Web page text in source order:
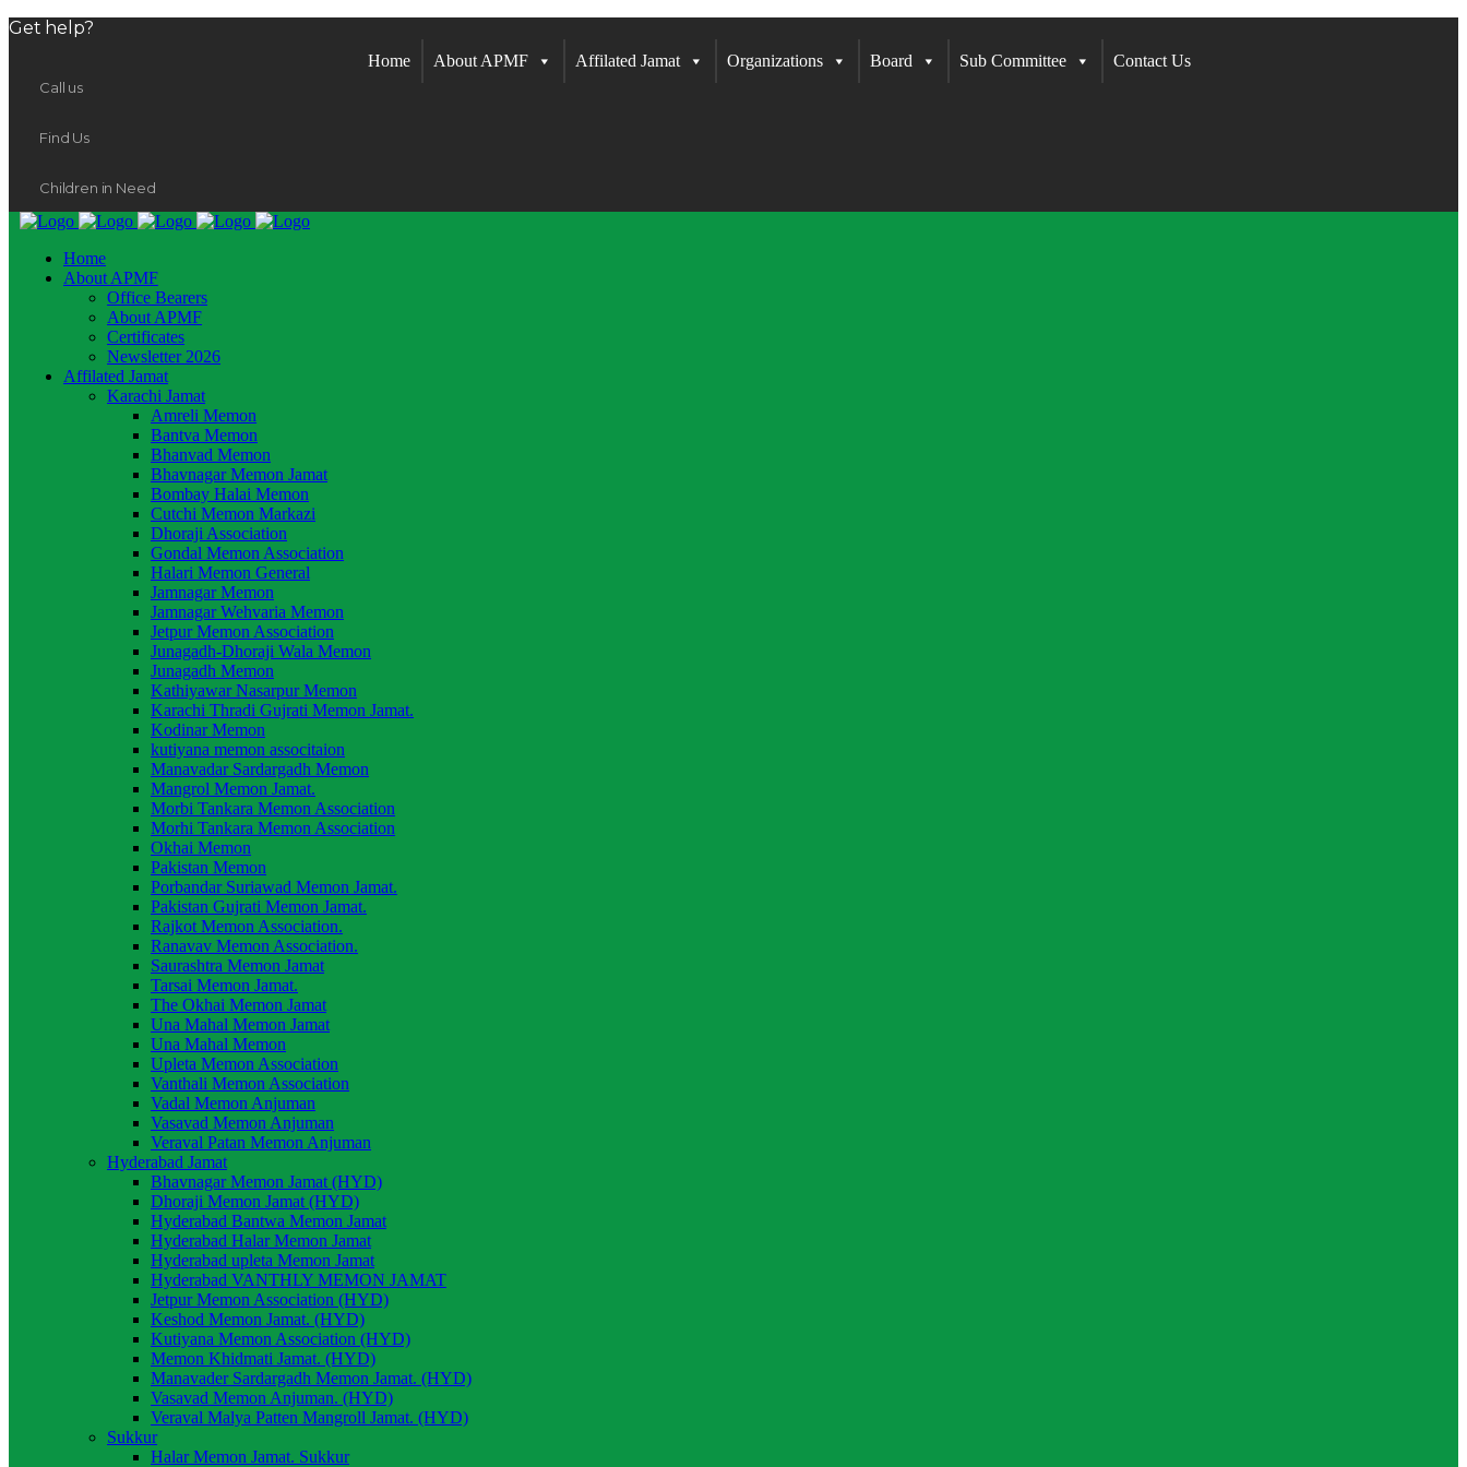
Get help?
Call us
Find Us
Children in Need
Home About APMF Affilated Jamat Organizations Board Sub Committee Contact Us
Home
About APMF
Office Bearers
About APMF
Certificates
Newsletter 2026
Affilated Jamat
Karachi Jamat
Amreli Memon
Bantva Memon
Bhanvad Memon
Bhavnagar Memon Jamat
Bombay Halai Memon
Cutchi Memon Markazi
Dhoraji Association
Gondal Memon Association
Halari Memon General
Jamnagar Memon
Jamnagar Wehvaria Memon
Jetpur Memon Association
Junagadh-Dhoraji Wala Memon
Junagadh Memon
Kathiyawar Nasarpur Memon
Karachi Thradi Gujrati Memon Jamat.
Kodinar Memon
kutiyana memon associtaion
Manavadar Sardargadh Memon
Mangrol Memon Jamat.
Morbi Tankara Memon Association
Morhi Tankara Memon Association
Okhai Memon
Pakistan Memon
Porbandar Suriawad Memon Jamat.
Pakistan Gujrati Memon Jamat.
Rajkot Memon Association.
Ranavav Memon Association.
Saurashtra Memon Jamat
Tarsai Memon Jamat.
The Okhai Memon Jamat
Una Mahal Memon Jamat
Una Mahal Memon
Upleta Memon Association
Vanthali Memon Association
Vadal Memon Anjuman
Vasavad Memon Anjuman
Veraval Patan Memon Anjuman
Hyderabad Jamat
Bhavnagar Memon Jamat (HYD)
Dhoraji Memon Jamat (HYD)
Hyderabad Bantwa Memon Jamat
Hyderabad Halar Memon Jamat
Hyderabad upleta Memon Jamat
Hyderabad VANTHLY MEMON JAMAT
Jetpur Memon Association (HYD)
Keshod Memon Jamat. (HYD)
Kutiyana Memon Association (HYD)
Memon Khidmati Jamat. (HYD)
Manavader Sardargadh Memon Jamat. (HYD)
Vasavad Memon Anjuman. (HYD)
Veraval Malya Patten Mangroll Jamat. (HYD)
Sukkur
Halar Memon Jamat. Sukkur